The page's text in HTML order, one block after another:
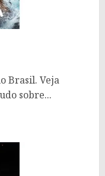
Brasil. Veja
sobre...